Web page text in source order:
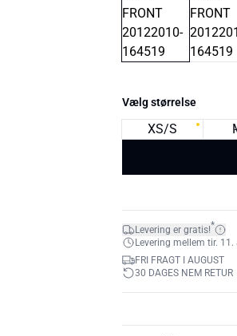
Vælg størrelse
XS/S
Levering er gratis!*
Levering mellem tir.
FRI FRAGT I AUGUST
30 DAGES NEM RETUR